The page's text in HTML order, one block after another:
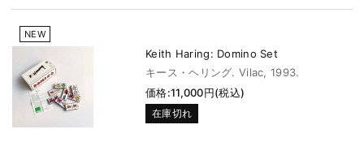
NEW
Keith Haring: Domino Set
キース・ヘリング. Vilac, 1993.
価格:11,000円(税込)
在庫切れ